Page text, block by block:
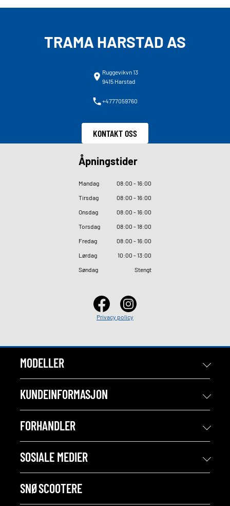
TRAMA HARSTAD AS
Ruggevikvn 13
9415 Harstad
+4777059760
KONTAKT OSS
Åpningstider
Mandag 08:00 - 16:00
Tirsdag
08:00 - 16:00
Onsdag
08:00 - 16:00
Torsdag
08:00 - 18:00
Fredag
08:00 - 16:00
Lørdag
10:00 - 13:00
Søndag
Stengt
Privacy policy
MODELLER
KUNDEINFORMASJON
FORHANDLER
SOSIALE MEDIER
SNØSCOOTERE